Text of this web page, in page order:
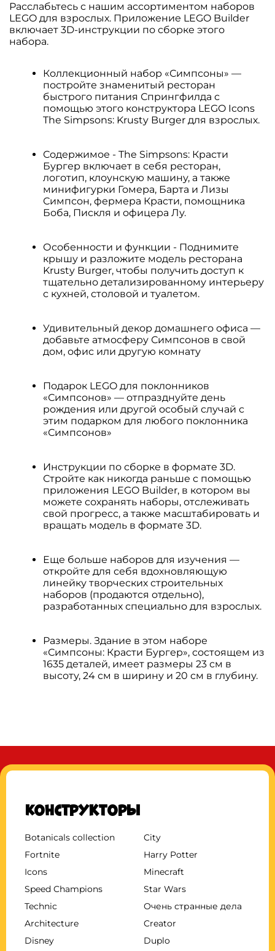
Расслабьтесь с нашим ассортиментом наборов
LEGO для взрослых. Приложение LEGO Builder
включает 3D-инструкции по сборке этого
набора.
Коллекционный набор «Симпсоны» —
постройте знаменитый ресторан
быстрого питания Спрингфилда с
помощью этого конструктора LEGO Icons
The Simpsons: Krusty Burger для взрослых.
Содержимое - The Simpsons: Красти
Бургер включает в себя ресторан,
логотип, клоунскую машину, а также
минифигурки Гомера, Барта и Лизы
Симпсон, фермера Красти, помощника
Боба, Пискля и офицера Лу.
Особенности и функции - Поднимите
крышу и разложите модель ресторана
Krusty Burger, чтобы получить доступ к
тщательно детализированному интерьеру
с кухней, столовой и туалетом.
Удивительный декор домашнего офиса —
добавьте атмосферу Симпсонов в свой
дом, офис или другую комнату
Подарок LEGO для поклонников
«Симпсонов» — отпразднуйте день
рождения или другой особый случай с
этим подарком для любого поклонника
«Симпсонов»
Инструкции по сборке в формате 3D.
Стройте как никогда раньше с помощью
приложения LEGO Builder, в котором вы
можете сохранять наборы, отслеживать
свой прогресс, а также масштабировать и
вращать модель в формате 3D.
Еще больше наборов для изучения —
откройте для себя вдохновляющую
линейку творческих строительных
наборов (продаются отдельно),
разработанных специально для взрослых.
Размеры. Здание в этом наборе
«Симпсоны: Красти Бургер», состоящем из
1635 деталей, имеет размеры 23 см в
высоту, 24 см в ширину и 20 см в глубину.
Конструкторы
Botanicals collection
City
Fortnite
Harry Potter
Icons
Minecraft
Speed Champions
Star Wars
Technic
Очень странные дела
Architecture
Creator
Disney
Duplo